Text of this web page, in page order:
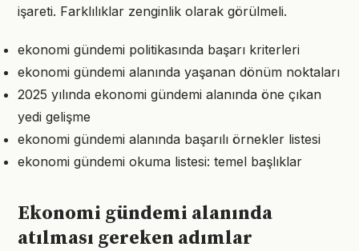
işareti. Farklılıklar zenginlik olarak görülmeli.
ekonomi gündemi politikasında başarı kriterleri
ekonomi gündemi alanında yaşanan dönüm noktaları
2025 yılında ekonomi gündemi alanında öne çıkan
yedi gelişme
ekonomi gündemi alanında başarılı örnekler listesi
ekonomi gündemi okuma listesi: temel başlıklar
Ekonomi gündemi alanında
atılması gereken adımlar